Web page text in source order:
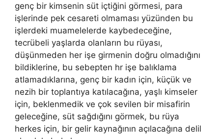
genç bir kimsenin süt içtiğini görmesi, para
işlerinde pek cesareti olmaması yüzünden bu
işlerdeki muamelelerde kaybedeceğine,
tecrübeli yaşlarda olanların bu rüyası,
düşünmeden her işe girmenin doğru olmadığını
bildiklerine, bu sebepten hr işe balıklama
atlamadıklarına, genç bir kadın için, küçük ve
nezih bir toplantıya katılacağına, yaşlı kimseler
için, beklenmedik ve çok sevilen bir misafirin
geleceğine, süt sağdığını görmek, bu rüya
herkes için, bir gelir kaynağının açılacağına delil